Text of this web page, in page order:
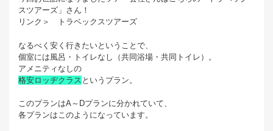
スツアーズ」さん！
リンク＞ トラベックスツアーズ
なるべく安く行きたいということで、
個室には風呂・トイレなし（共同浴場・共同トイレ）。
アメニティなしの
格安ロッヂクラス というプラン。
このプランはA～Dプランに分かれていて、
各プランはこのようになっています。